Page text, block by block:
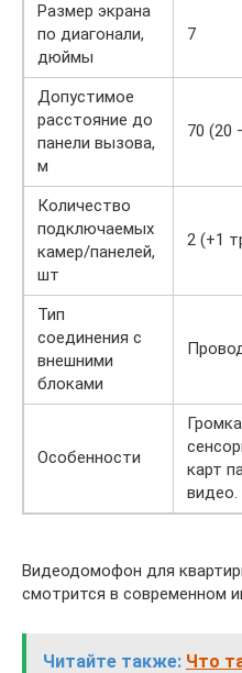
Размер экрана
по диагонали,
дюймы
7
Допустимое
расстояние до
панели вызова,
м
70 (20
Количество
подключаемых
камер/панелей,
шт
2 (+1
Тип
соединения с
внешними
блоками
Особенности
карт
видео.
Видеодомофон для
смотрится в современном
Читайте также: Что